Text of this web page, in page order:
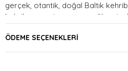
gerçek, otantik, doğal Baltık
kehribar rengine uygun sağlam
ÖDEME SEÇENEKLERI